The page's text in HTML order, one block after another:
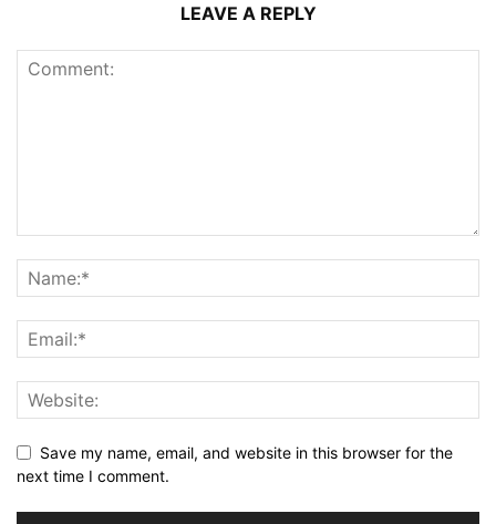
LEAVE A REPLY
Save my name, email, and website in this browser for the
next time I comment.